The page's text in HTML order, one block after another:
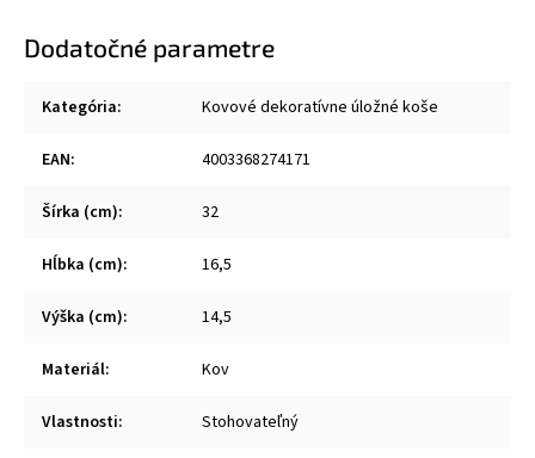
Dodatočné parametre
Kategória: Kovové dekoratívne úložné koše
EAN: 4003368274171
Šírka (cm): 32
Hĺbka (cm): 16,5
Výška (cm): 14,5
Materiál: Kov
Vlastnosti: Stohovateľný